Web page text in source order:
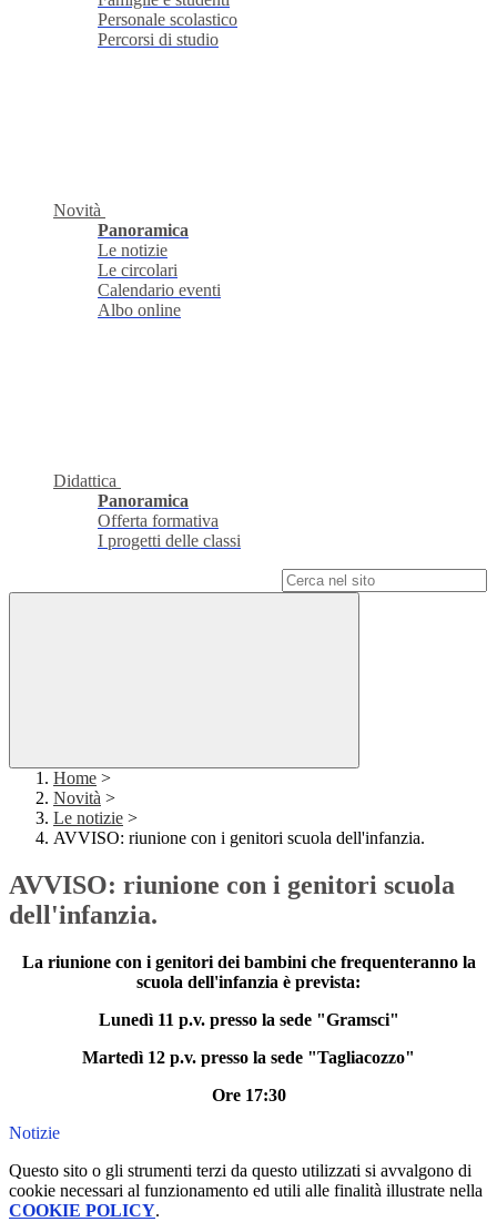
Personale scolastico
Percorsi di studio
Novità
Panoramica
Le notizie
Le circolari
Calendario eventi
Albo online
Didattica
Panoramica
Offerta formativa
I progetti delle classi
Home >
Novità >
Le notizie >
AVVISO: riunione con i genitori scuola dell'infanzia.
AVVISO: riunione con i genitori scuola
dell'infanzia.
La riunione con i genitori dei bambini che frequenteranno la
scuola dell'infanzia è prevista:
Lunedì 11 p.v. presso la sede "Gramsci"
Martedì 12 p.v. presso la sede "Tagliacozzo"
Ore 17:30
Notizie
Questo sito o gli strumenti terzi da questo utilizzati si avvalgono di
cookie necessari al funzionamento ed utili alle finalità illustrate nella
COOKIE POLICY.